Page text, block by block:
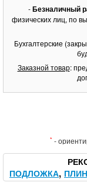
-Безналичный
физических лиц, по
Бухгалтерские
Заказной товар:
* -
ПОДЛОЖКА